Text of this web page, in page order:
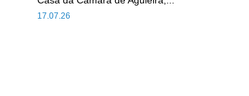
17.07.26